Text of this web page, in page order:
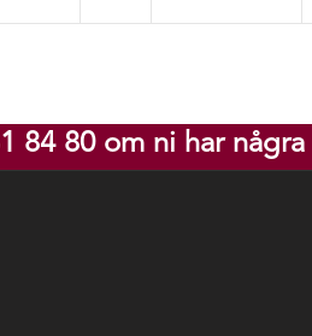
84 80 om ni har